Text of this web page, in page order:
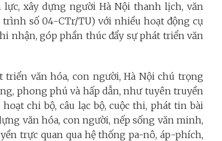
xây dựng người Hà Nội thanh lịch, văn
số 04-CTr/TU) với nhiều hoạt động cụ
nhận, góp phần thúc đẩy sự phát triển văn
văn hóa, con người, Hà Nội chú trọng
phong phú và hấp dẫn, như tuyên truyền
chi bộ, câu lạc bộ, cuộc thi, phát tin bài
văn hóa, con người, nếp sống văn minh,
trực quan qua hệ thống pa-nô, áp-phích,